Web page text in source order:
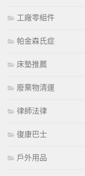
工廠零組件
帕金森氏症
床墊推薦
廢棄物清運
律師法律
復康巴士
戶外用品